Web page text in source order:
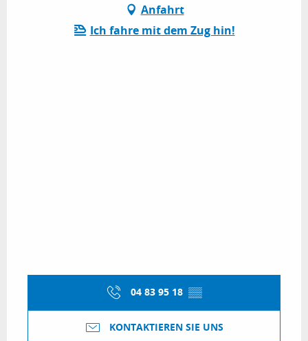
Anfahrt
Ich fahre mit dem Zug hin!
04 83 95 18 ▒▒
KONTAKTIEREN SIE UNS